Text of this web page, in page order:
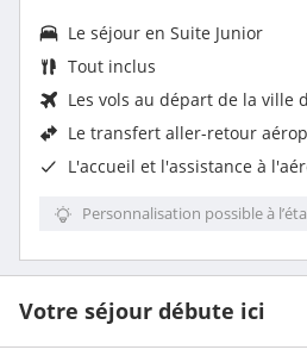
Le séjour en Suite Junior
Tout inclus
Les vols au départ de la ville
Le transfert aller-retour
L'accueil et l'assistance à
Personnalisation possible à
Votre séjour débute ici